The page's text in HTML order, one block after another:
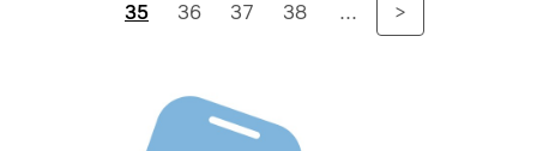
35 36 37 38 ... >